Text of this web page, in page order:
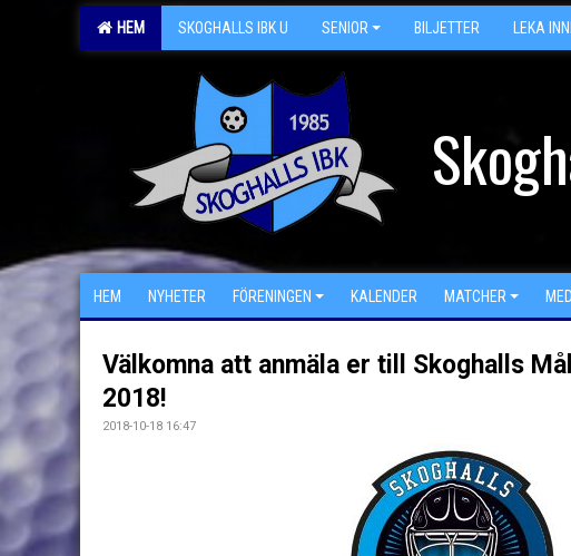
HEM SKOGHALLS IBK U SENIOR BILJETTER LEKA
HEM NYHETER FÖRENINGEN KALENDER MATCHER
Välkomna att anmäla er till Skoghalls
2018!
2018-10-18 16:47